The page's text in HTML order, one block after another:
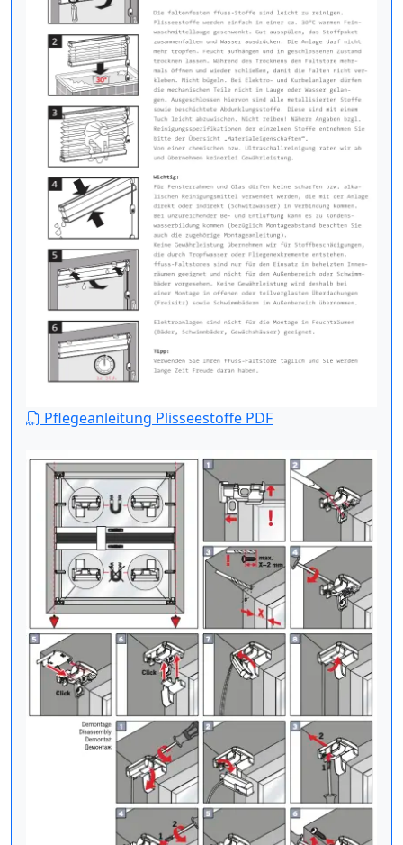
Pflegeanleitung Plisseestoffe PDF